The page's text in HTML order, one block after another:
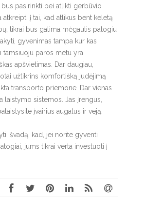
pasirinkti bei atlikti gerbūvio
atkreipti į tai, kad atlikus bent keletą
tikrai bus galima mėgautis patogiu
gyvenimas tampa kur kas
tamsiuoju paros metu yra
apšvietimas. Dar daugiau,
užtikrins komfortišką judėjimą
transporto priemone. Dar vienas
laistymo sistemos. Jas įrengus,
įvairius augalus ir veją.
išvadą, kad, jei norite gyventi
jums tikrai verta investuoti į